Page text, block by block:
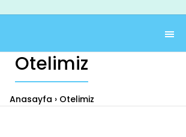
Otelimiz
Anasayfa Otelimiz